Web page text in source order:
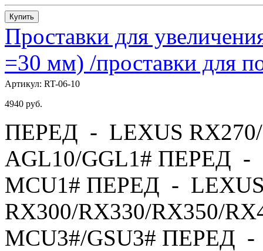
Купить
Проставки для
=30 мм) /проставки для
Артикул: RT-06-10
4940 руб.
ПЕРЕД - LEXUS
AGL10/GGL1# ПЕРЕД -
MCU1# ПЕРЕД -
RX300/RX330/RX350/
MCU3#/GSU3# ПЕРЕД